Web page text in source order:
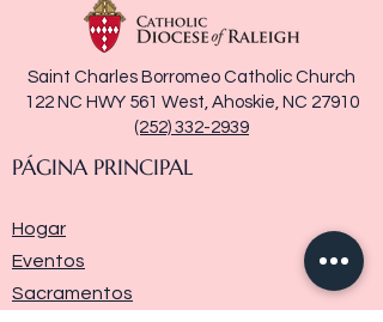
Saint Charles Borromeo Catholic Church
122 NC HWY 561 West, Ahoskie, NC 27910
(252) 332-2939
PÁGINA PRINCIPAL
Hogar
Eventos
Sacramentos